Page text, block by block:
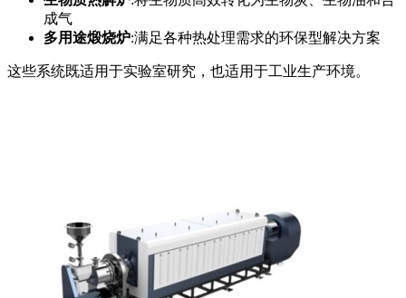
成气
多用途煅烧炉:满足各种热处理需求的环保型解决方案
这些系统既适用于实验室研究，也适用于工业生产环境。